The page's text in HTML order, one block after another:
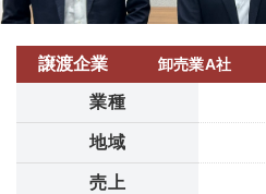
譲渡企業 卸売業A社
業種
地域
売上